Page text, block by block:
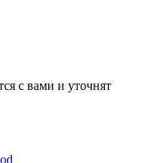
с вами и уточнят